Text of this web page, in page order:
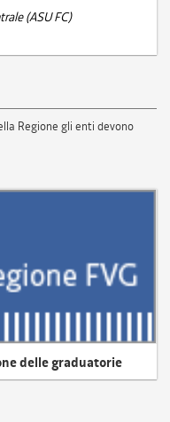
(ASU FC)
Regione gli enti devono
delle graduatorie